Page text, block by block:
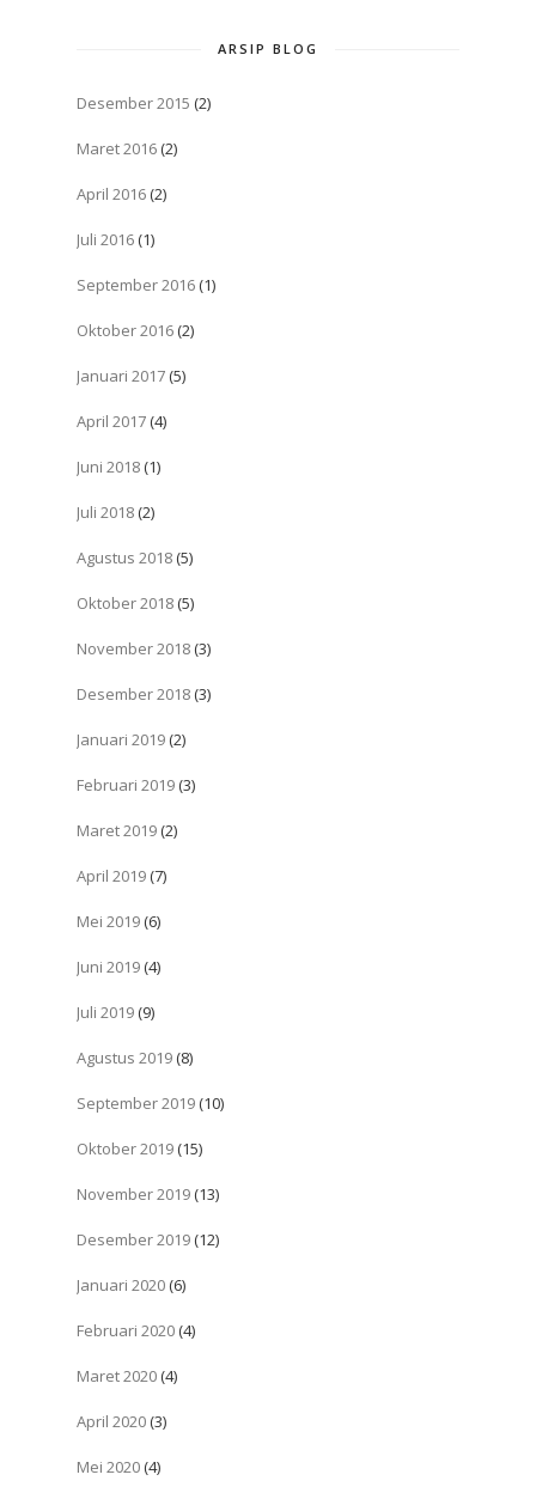
ARSIP BLOG
Desember 2015 (2)
Maret 2016 (2)
April 2016 (2)
Juli 2016 (1)
September 2016 (1)
Oktober 2016 (2)
Januari 2017 (5)
April 2017 (4)
Juni 2018 (1)
Juli 2018 (2)
Agustus 2018 (5)
Oktober 2018 (5)
November 2018 (3)
Desember 2018 (3)
Januari 2019 (2)
Februari 2019 (3)
Maret 2019 (2)
April 2019 (7)
Mei 2019 (6)
Juni 2019 (4)
Juli 2019 (9)
Agustus 2019 (8)
September 2019 (10)
Oktober 2019 (15)
November 2019 (13)
Desember 2019 (12)
Januari 2020 (6)
Februari 2020 (4)
Maret 2020 (4)
April 2020 (3)
Mei 2020 (4)